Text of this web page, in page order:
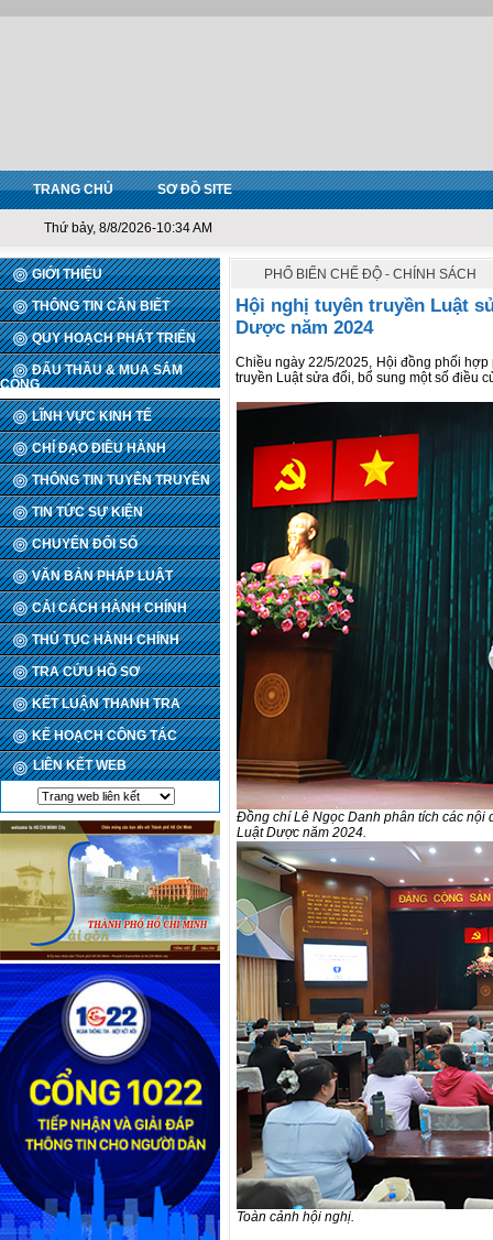
TRANG CHỦ SƠ ĐỒ SITE
Thứ bảy, 8/8/2026-10:34 AM
GIỚI THIỆU
THÔNG TIN CẦN BIẾT
QUY HOẠCH PHÁT TRIỂN
ĐẤU THẦU & MUA SẮM
CÔNG
LĨNH VỰC KINH TẾ
CHỈ ĐẠO ĐIỀU HÀNH
THÔNG TIN TUYÊN TRUYỀN
TIN TỨC SỰ KIỆN
CHUYỂN ĐỔI SỐ
VĂN BẢN PHÁP LUẬT
CẢI CÁCH HÀNH CHÍNH
THỦ TỤC HÀNH CHÍNH
TRA CỨU HỒ SƠ
KẾT LUẬN THANH TRA
KẾ HOẠCH CÔNG TÁC
LIÊN KẾT WEB
PHỔ BIẾN CHẾ ĐỘ - CHÍNH SÁCH
Hội nghị tuyên truyền Luật
Dược năm 2024
Chiều ngày 22/5/2025, Hội đồng phối
truyền Luật sửa đổi, bổ sung một số điều
Đồng chí Lê Ngọc Danh phân tích các nội
Luật Dược năm 2024.
Toàn cảnh hội nghị.